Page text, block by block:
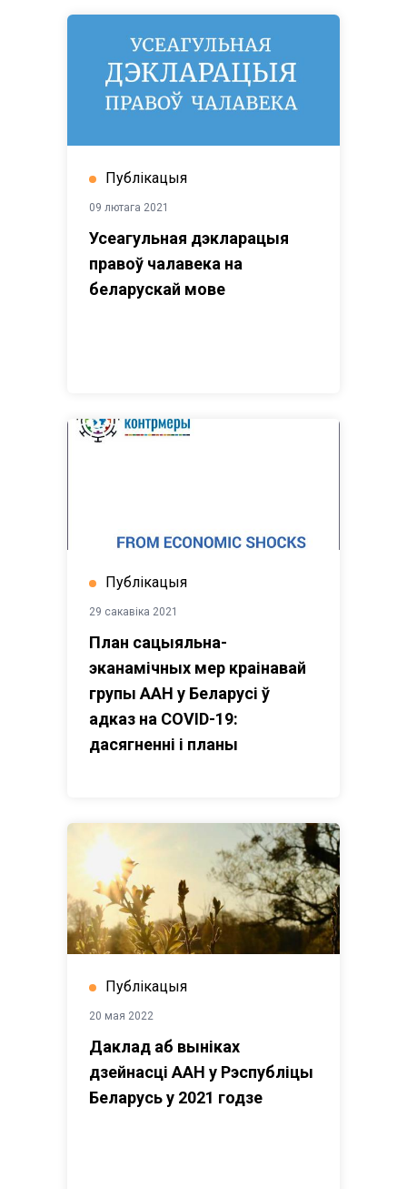
Публікацыя
09 лютага 2021
Усеагульная дэкларацыя
правоў чалавека на
беларускай мове
Публікацыя
29 сакавіка 2021
План сацыяльна-
эканамічных мер краінавай
групы ААН у Беларусі ў
адказ на COVID-19:
дасягненні і планы
Публікацыя
20 мая 2022
Даклад аб выніках
дзейнасці ААН у Рэспубліцы
Беларусь у 2021 годзе